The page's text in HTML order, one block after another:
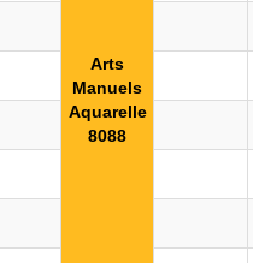
Arts
Manuels
Aquarelle
8088